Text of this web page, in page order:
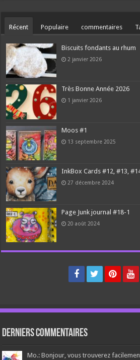
Récent Populaire commentaires
Biscuits fondants au rhum
2 janvier 2026
Très Bonne Année 2026
1 janvier 2026
Moos #1
13 septembre 2025
InkBox Cards #12, #13,
27 décembre 2024
Page Junk journal #18-1
20 août 2024
Derniers Commentaires
Mo.: Bonjour, vous trouverez